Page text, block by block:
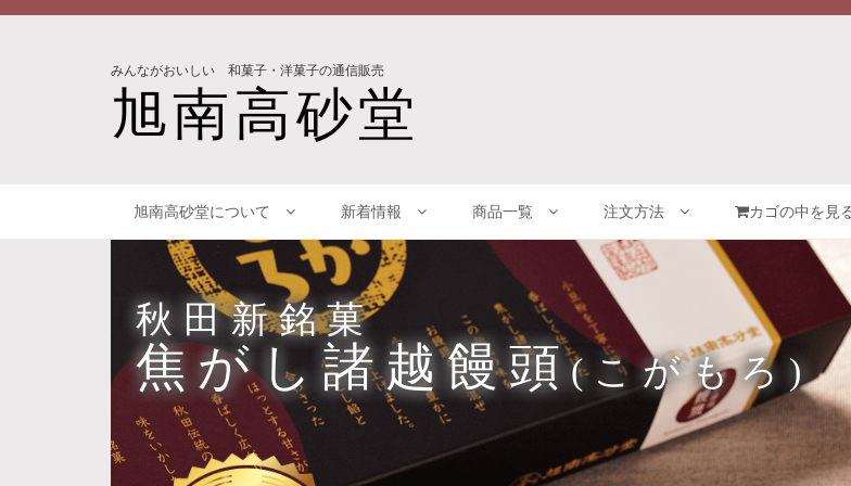
みんながおいしい 和菓子・洋菓子の通信販売
旭南高砂堂
旭南高砂堂について 新着情報 商品一覧 注文方法 カゴの中を見
秋田新銘菓
焦がし諸越饅頭(こがもろ)